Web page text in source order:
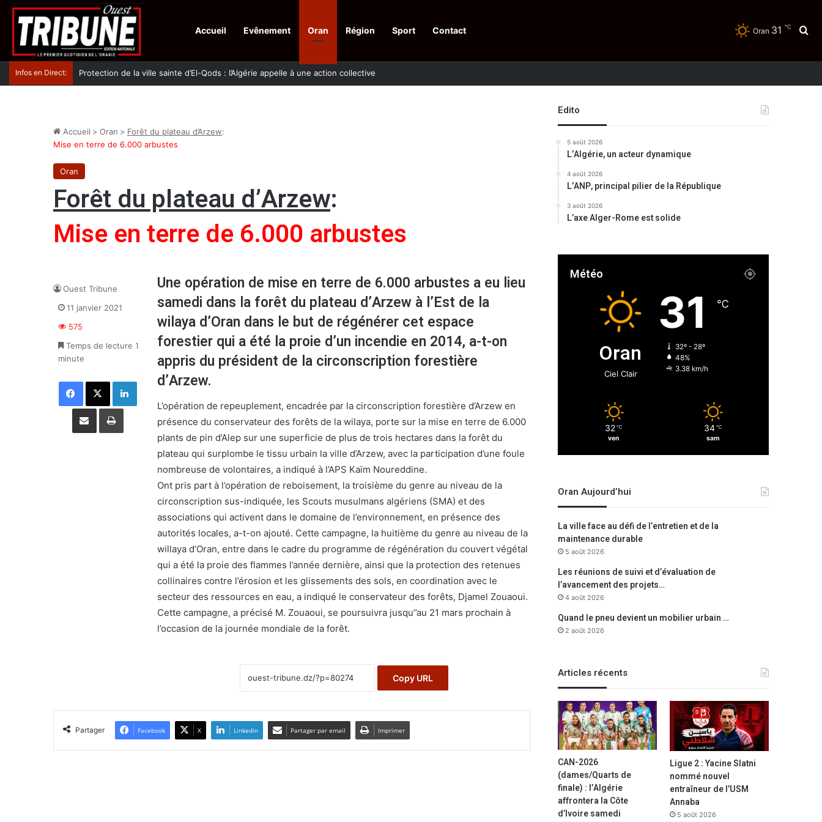
Accueil Evênement Oran Région Sport Contact Oran 31 ℃
Infos en Direct: Protection de la ville sainte d’El-Qods : l’Algérie appelle à une action collective
Accueil > Oran > Forêt du plateau d’Arzew:
Mise en terre de 6.000 arbustes
Oran
Forêt du plateau d’Arzew:
Mise en terre de 6.000 arbustes
Une opération de mise en terre de 6.000 arbustes a eu lieu
samedi dans la forêt du plateau d’Arzew à l’Est de la
wilaya d’Oran dans le but de régénérer cet espace
forestier qui a été la proie d’un incendie en 2014, a-t-on
appris du président de la circonscription forestière
d’Arzew.
L’opération de repeuplement, encadrée par la circonscription forestière d’Arzew en
présence du conservateur des forêts de la wilaya, porte sur la mise en terre de 6.000
plants de pin d’Alep sur une superficie de plus de trois hectares dans la forêt du
plateau qui surplombe le tissu urbain la ville d’Arzew, avec la participation d’une foule
nombreuse de volontaires, a indiqué à l’APS Kaïm Noureddine.
Ont pris part à l’opération de reboisement, la troisième du genre au niveau de la
circonscription sus-indiquée, les Scouts musulmans algériens (SMA) et des
associations qui activent dans le domaine de l’environnement, en présence des
autorités locales, a-t-on ajouté. Cette campagne, la huitième du genre au niveau de la
willaya d’Oran, entre dans le cadre du programme de régénération du couvert végétal
qui a été la proie des flammes l’année dernière, ainsi que la protection des retenues
collinaires contre l’érosion et les glissements des sols, en coordination avec le
secteur des ressources en eau, a indiqué le conservateur des forêts, Djamel Zouaoui.
Cette campagne, a précisé M. Zouaoui, se poursuivra jusqu’’au 21 mars prochain à
l’occasion de la journée mondiale de la forêt.
Copy URL
Ouest Tribune
11 janvier 2021
575
Temps de lecture 1
minute
Facebook X Linkedin
Partager par email Imprimer
Partager Facebook X Linkedin Partager par email Imprimer
Edito
5 août 2026
L’Algérie, un acteur dynamique
4 août 2026
L’ANP, principal pilier de la République
3 août 2026
L’axe Alger-Rome est solide
Météo
Oran
Ciel Clair
31 ℃
32º - 28º
48%
3.38 km/h
32 ℃
ven
34 ℃
sam
Oran Aujourd’hui
La ville face au défi de l’entretien et de la
maintenance durable
5 août 2026
Les réunions de suivi et d’évaluation de
l’avancement des projets…
4 août 2026
Quand le pneu devient un mobilier urbain …
2 août 2026
Articles récents
CAN-2026
(dames/Quarts de
finale) : l’Algérie
affrontera la Côte
d’Ivoire samedi
Ligue 2 : Yacine Slatni
nommé nouvel
entraîneur de l’USM
Annaba
5 août 2026